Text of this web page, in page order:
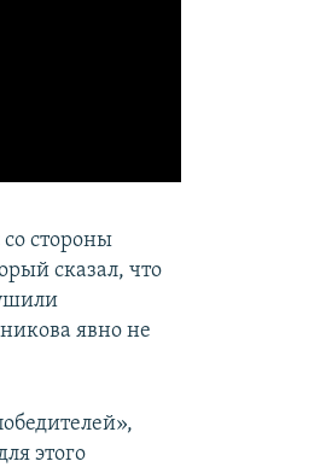
стороны
сказал, что
явно не
этого